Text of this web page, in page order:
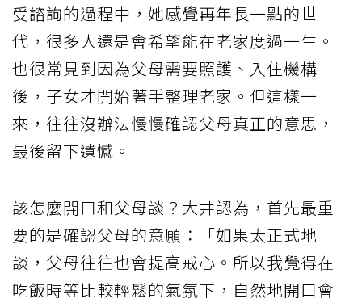
受諮詢的過程中，她感覺再年長一點的世
代，很多人還是會希望能在老家度過一生。
也很常見到因為父母需要照護、入住機構
後，子女才開始著手整理老家。但這樣一
來，往往沒辦法慢慢確認父母真正的意思，
最後留下遺憾。
該怎麼開口和父母談？大井認為，首先最重
要的是確認父母的意願：「如果太正式地
談，父母往往也會提高戒心。所以我覺得在
吃飯時等比較輕鬆的氣氛下，自然地開口會